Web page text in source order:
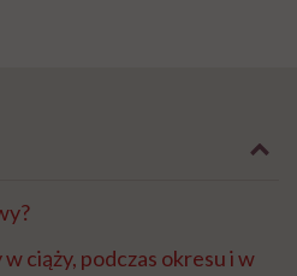
ciąży, podczas okresu i w